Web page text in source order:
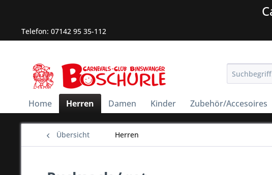
Telefon: 07142 95 35-112
Home Herren Damen Kinder Zubehör/Accesoires
Übersicht Herren